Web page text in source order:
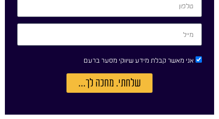
אני מאשר קבלת מידע שיווקי מסער ברעם
שלחתי. מחכה לך...